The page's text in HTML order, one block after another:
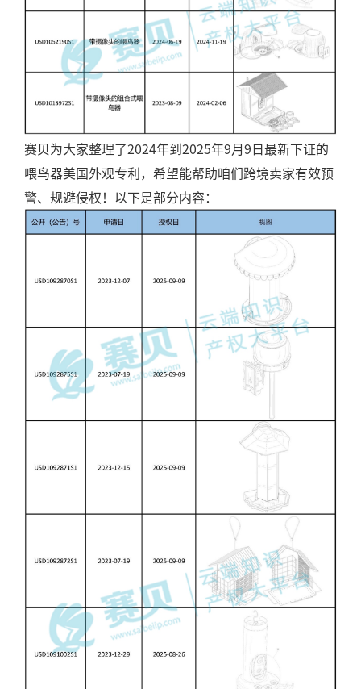
赛贝为大家整理了2024年到2025年9月9日最新下证的
喂鸟器美国外观专利，希望能帮助咱们跨境卖家有效预
警、规避侵权！以下是部分内容：